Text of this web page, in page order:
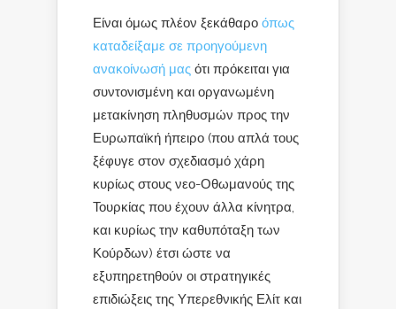
Είναι όμως πλέον ξεκάθαρο όπως
καταδείξαμε σε προηγούμενη
ανακοίνωσή μας ότι πρόκειται για
συντονισμένη και οργανωμένη
μετακίνηση πληθυσμών προς την
Ευρωπαϊκή ήπειρο (που απλά τους
ξέφυγε στον σχεδιασμό χάρη
κυρίως στους νεο-Οθωμανούς της
Τουρκίας που έχουν άλλα κίνητρα,
και κυρίως την καθυπόταξη των
Κούρδων) έτσι ώστε να
εξυπηρετηθούν οι στρατηγικές
επιδιώξεις της Υπερεθνικής Ελίτ και